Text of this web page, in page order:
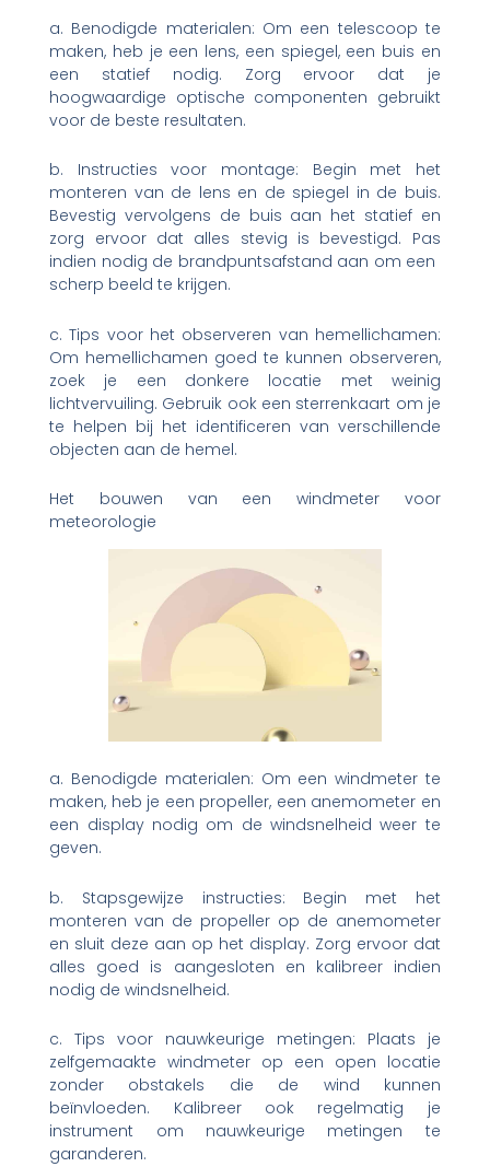
a. Benodigde materialen: Om een ​​telescoop te
maken, heb je een lens, een spiegel, een buis en
een statief nodig. Zorg ervoor dat je
hoogwaardige optische componenten gebruikt
voor de beste resultaten.
b. Instructies voor montage: Begin met het
monteren van de lens en de spiegel in de buis.
Bevestig vervolgens de buis aan het statief en
zorg ervoor dat alles stevig is bevestigd. Pas
indien nodig de brandpuntsafstand aan om een ​​
scherp beeld te krijgen.
c. Tips voor het observeren van hemellichamen:
Om hemellichamen goed te kunnen observeren,
zoek je een donkere locatie met weinig
lichtvervuiling. Gebruik ook een sterrenkaart om je
te helpen bij het identificeren van verschillende
objecten aan de hemel.
Het bouwen van een windmeter voor
meteorologie
a. Benodigde materialen: Om een ​​windmeter te
maken, heb je een propeller, een anemometer en
een display nodig om de windsnelheid weer te
geven.
b. Stapsgewijze instructies: Begin met het
monteren van de propeller op de anemometer
en sluit deze aan op het display. Zorg ervoor dat
alles goed is aangesloten en kalibreer indien
nodig de windsnelheid.
c. Tips voor nauwkeurige metingen: Plaats je
zelfgemaakte windmeter op een open locatie
zonder obstakels die de wind kunnen
beïnvloeden. Kalibreer ook regelmatig je
instrument om nauwkeurige metingen te
garanderen.